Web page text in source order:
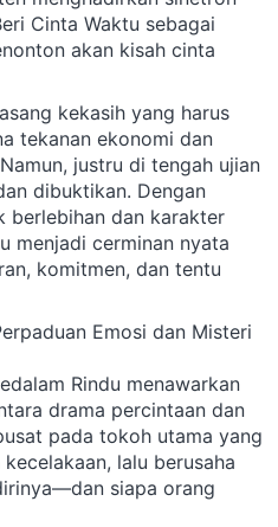
Cinta Waktu sebagai
akan kisah cinta
kekasih yang harus
tekanan ekonomi dan
justru di tengah ujian
dibuktikan. Dengan
berlebihan dan karakter
menjadi cerminan nyata
komitmen, dan tentu
Emosi dan Misteri
Rindu menawarkan
drama percintaan dan
pada tokoh utama yang
lalu berusaha
siapa orang